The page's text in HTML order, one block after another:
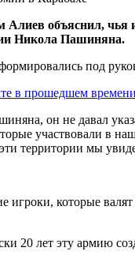
объяснил,
Никола Пашиняна.
под
в прошедшем времени
он не давал
участвовали в
территории мы
игроки, которые
20 лет эту армию